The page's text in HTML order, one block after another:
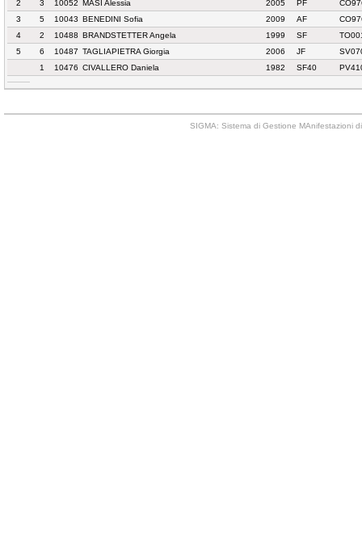
2 3 10052 MASI Alessia 2005 PF
3
5 10043 BENEDINI Sofia 2009 AF
4
2 10488 BRANDSTETTER Angela 1999 SF
5
6 10487 TAGLIAPIETRA Giorgia 2006 JF
1
10476 CIVALLERO Daniela 1982 SF40
SIGMA: Sistema di Gestione MAnifestazioni